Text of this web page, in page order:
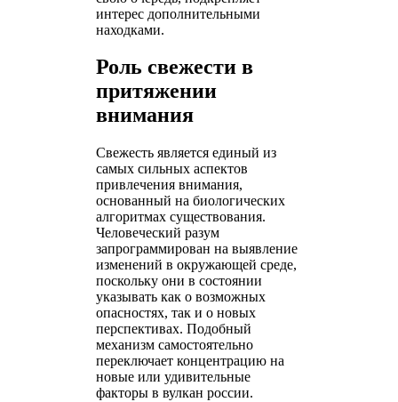
интерес дополнительными
находками.
Роль свежести в
притяжении
внимания
Свежесть является единый из
самых сильных аспектов
привлечения внимания,
основанный на биологических
алгоритмах существования.
Человеческий разум
запрограммирован на выявление
изменений в окружающей среде,
поскольку они в состоянии
указывать как о возможных
опасностях, так и о новых
перспективах. Подобный
механизм самостоятельно
переключает концентрацию на
новые или удивительные
факторы в вулкан россии.